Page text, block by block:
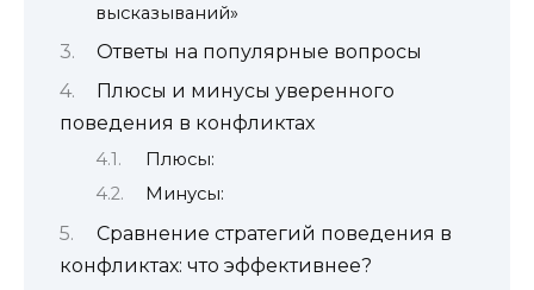
высказываний»
Ответы на популярные вопросы
Плюсы и минусы уверенного
поведения в конфликтах
Плюсы:
Минусы:
Сравнение стратегий поведения в
конфликтах: что эффективнее?